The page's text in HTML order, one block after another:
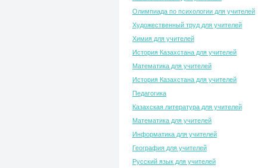
Олимпиада по психологии для учителей
Художественный труд для учителей
Химия для учителей
История Казахстана для учителей
Математика для учителей
История Казахстана для учителей
Педагогика
Казахская литература для учителей
Математика для учителей
Информатика для учителей
География для учителей
Русский язык для учителей